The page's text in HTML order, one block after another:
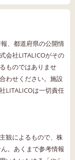
、都道府県の公開情
会社LITALICOがその
ものではありませ
わせください。施設
LITALICOは一切責任
観によるもので、株
。あくまで参考情報